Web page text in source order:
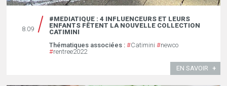
8.09
#MEDIATIQUE : 4 INFLUENCEURS ET LEURS
ENFANTS FÊTENT LA NOUVELLE COLLECTION
CATIMINI ￼
Thématiques associées : #Catimini #newco
#rentree2022
EN SAVOIR